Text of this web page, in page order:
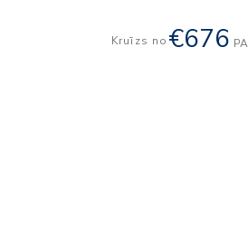
Kruīzs no €676